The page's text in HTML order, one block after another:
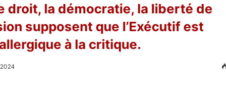
droit, la démocratie, la liberté de
supposent que l’Exécutif est
à la critique.